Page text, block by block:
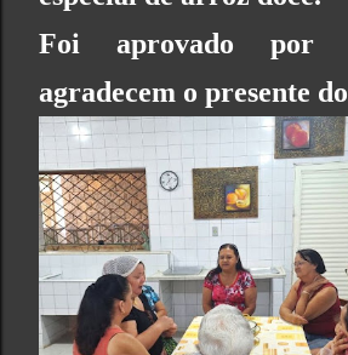
Foi aprovado por
agradecem o presente